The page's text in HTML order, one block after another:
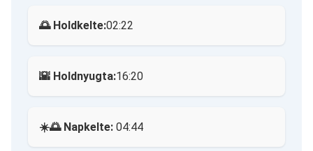
🌅 Holdkelte:02:22
🌇 Holdnyugta:16:20
☀️🌅 Napkelte: 04:44